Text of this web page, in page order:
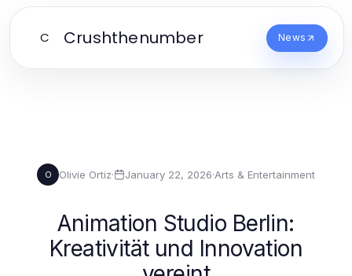
C Crushthenumber News
O Olivie Ortiz· January 22, 2026·Arts & Entertainment
Animation Studio Berlin:
Kreativität und Innovation